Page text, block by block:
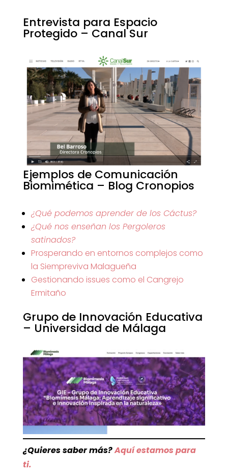
Entrevista para Espacio
Protegido – Canal Sur
Ejemplos de Comunicación
Biomimética – Blog Cronopios
¿Qué podemos aprender de los Cáctus?
¿Qué nos enseñan los Pergoleros
satinados?
Prosperando en entornos complejos como
la Siempreviva Malagueña
Gestionando issues como el Cangrejo
Ermitaño
Grupo de Innovación Educativa
– Universidad de Málaga
¿Quieres saber más?Aquí estamos para
ti.